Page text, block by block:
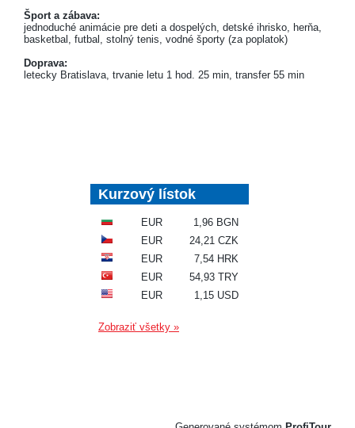
Šport a zábava:
jednoduché animácie pre deti a dospelých, detské ihrisko, herňa,
basketbal, futbal, stolný tenis, vodné športy (za poplatok)
Doprava:
letecky Bratislava, trvanie letu 1 hod. 25 min, transfer 55 min
Kurzový lístok
EUR
1,96 BGN
EUR
24,21 CZK
EUR
7,54 HRK
EUR
54,93 TRY
EUR
1,15 USD
Zobraziť všetky »